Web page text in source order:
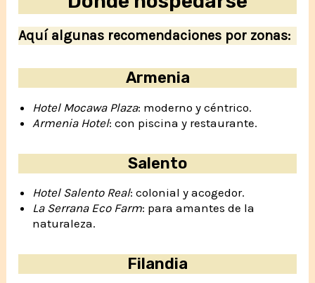
Aquí algunas recomendaciones por zonas:
Armenia
Hotel Mocawa Plaza: moderno y céntrico.
Armenia Hotel: con piscina y restaurante.
Salento
Hotel Salento Real: colonial y acogedor.
La Serrana Eco Farm: para amantes de la
naturaleza.
Filandia